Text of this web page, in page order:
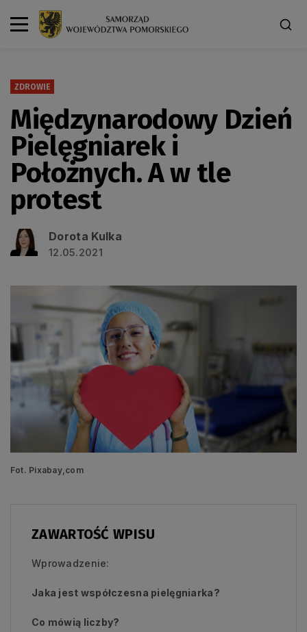
ZDROWIE
Międzynarodowy Dzień
Pielęgniarek i
Położnych. A w tle
protest
Dorota Kulka
12.05.2021
Fot. Pixabay,com
ZAWARTOŚĆ WPISU
Wprowadzenie:
Jaka jest współczesna pielęgniarka?
Co mówią liczby?